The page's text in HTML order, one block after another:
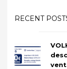
RECENT